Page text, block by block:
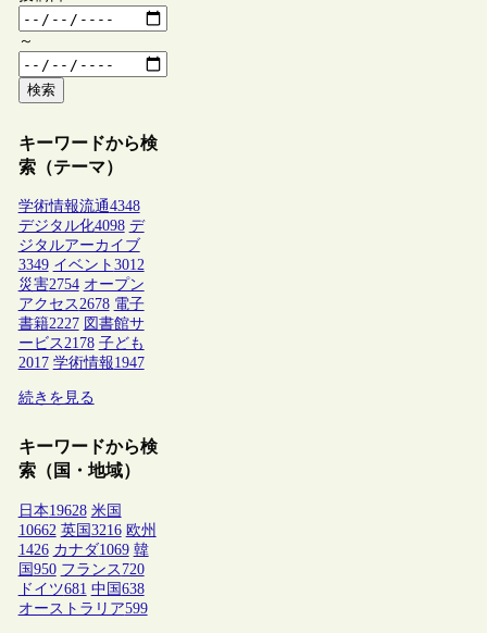
～
検索
キーワードから検
索（テーマ）
学術情報流通4348
デジタル化4098 デ
ジタルアーカイブ
3349 イベント 3012
災害2754 オープン
アクセス2678 電子
書籍2227 図書館サ
ービス2178 子ども
2017 学術情報1947
続きを見る
キーワードから検
索（国・地域）
日本19628 米国
10662 英国3216 欧州
1426 カナダ1069 韓
国950 フランス 720
ドイツ681 中国638
オーストラリア599